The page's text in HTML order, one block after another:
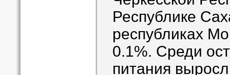
Республике
республиках
0.1%. Среди
питания